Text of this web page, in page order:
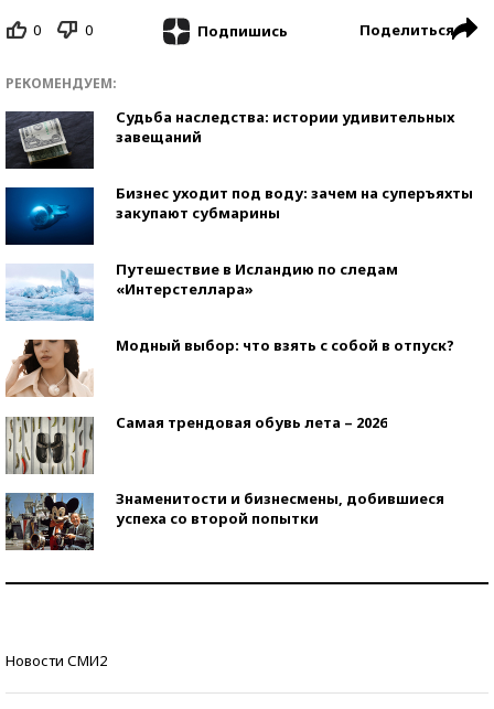
0 0 Подпишись Поделиться
РЕКОМЕНДУЕМ:
Судьба наследства: истории удивительных
завещаний
Бизнес уходит под воду: зачем на суперъяхты
закупают субмарины
Путешествие в Исландию по следам
«Интерстеллара»
Модный выбор: что взять с собой в отпуск?
Самая трендовая обувь лета – 2026
Знаменитости и бизнесмены, добившиеся
успеха со второй попытки
Новости СМИ2